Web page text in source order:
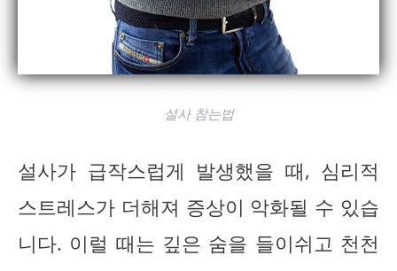
설사 참는법
설사가 급작스럽게 발생했을 때, 심리적
스트레스가 더해져 증상이 악화될 수 있습
니다. 이럴 때는 깊은 숨을 들이쉬고 천천